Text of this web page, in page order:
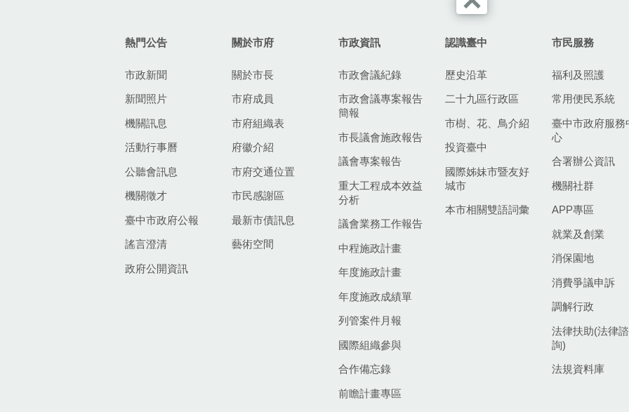
熱門公告
市政新聞
新聞照片
機關訊息
活動行事曆
公聽會訊息
機關徵才
臺中市政府公報
謠言澄清
政府公開資訊
關於市府
關於市長
市府成員
市府組織表
府徽介紹
市府交通位置
市民感謝區
最新市債訊息
藝術空間
市政資訊
市政會議紀錄
市政會議專案報告
簡報
市長議會施政報告
議會專案報告
重大工程成本效益
分析
議會業務工作報告
中程施政計畫
年度施政計畫
年度施政成績單
列管案件月報
國際組織參與
合作備忘錄
前瞻計畫專區
認識臺中
歷史沿革
二十九區行政區
市樹、花、鳥介紹
投資臺中
國際姊妹市暨友好
城市
本市相關雙語詞彙
市民服務
福利及照護
常用便民系統
臺中市政府服務
心
合署辦公資訊
機關社群
APP專區
就業及創業
消保園地
消費爭議申訴
調解行政
法律扶助(法律諮
詢)
法規資料庫